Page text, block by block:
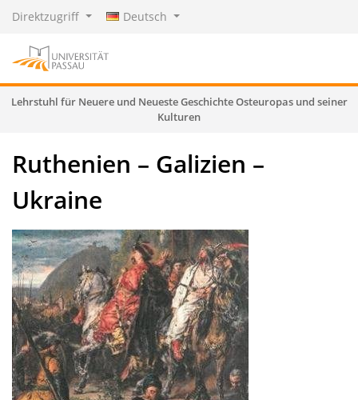
Direktzugriff Deutsch
Lehrstuhl für Neuere und Neueste Geschichte Osteuropas und seiner
Kulturen
Ruthenien – Galizien –
Ukraine